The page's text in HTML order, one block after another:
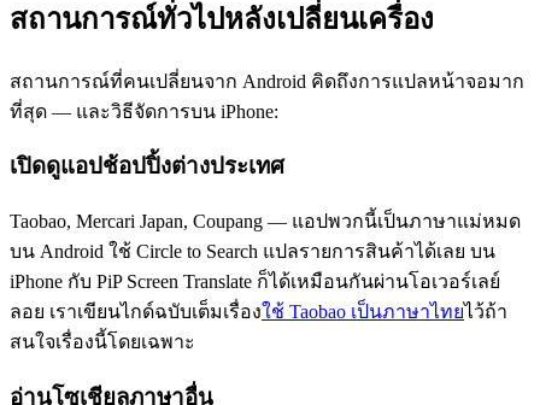
สถานการณ์ทั่วไปหลังเปลี่ยนเครื่อง
สถานการณ์ที่คนเปลี่ยนจาก Android คิดถึงการแปลหน้าจอมาก
ที่สุด — และวิธีจัดการบน iPhone:
เปิดดูแอปช้อปปิ้งต่างประเทศ
Taobao, Mercari Japan, Coupang — แอปพวกนี้เป็นภาษาแม่หมด
บน Android ใช้ Circle to Search แปลรายการสินค้าได้เลย บน
iPhone กับ PiP Screen Translate ก็ได้เหมือนกันผ่านโอเวอร์เลย์
ลอย เราเขียนไกด์ฉบับเต็มเรื่องใช้ Taobao เป็นภาษาไทยไว้ถ้า
สนใจเรื่องนี้โดยเฉพาะ
อ่านโซเชียลภาษาอื่น